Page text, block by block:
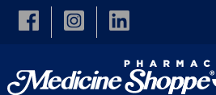
Skip to main content